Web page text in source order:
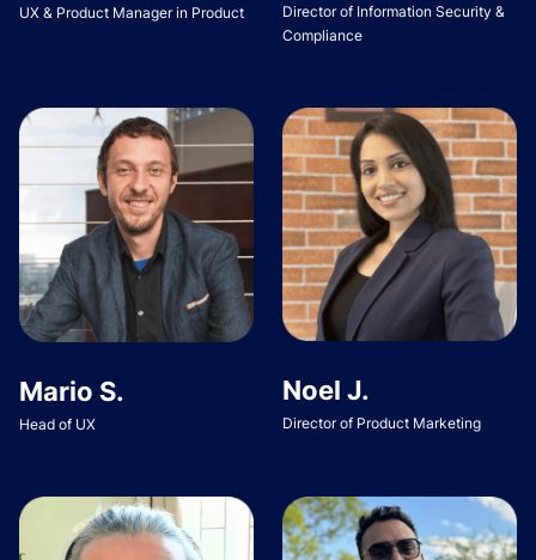
UX & Product Manager in Product
Director of Information Security &
Compliance
Mario S.
Head of UX
Noel J.
Director of Product Marketing